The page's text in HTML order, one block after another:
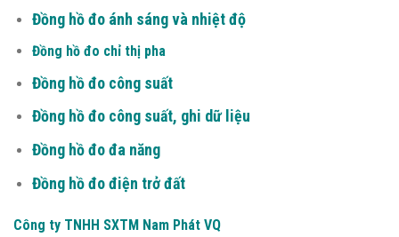
Đồng hồ đo ánh sáng và nhiệt độ
Đồng hồ đo chỉ thị pha
Đồng hồ đo công suất
Đồng hồ đo công suất, ghi dữ liệu
Đồng hồ đo đa năng
Đồng hồ đo điện trở đất
Công ty TNHH SXTM Nam Phát VQ